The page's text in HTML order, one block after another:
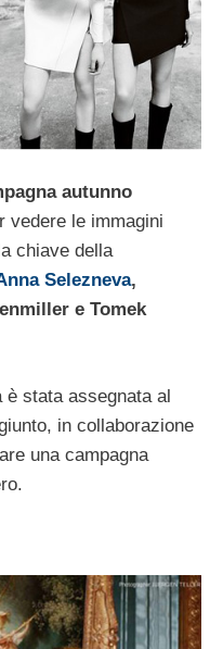
autunno
vedere le immagini
chiave della
Selezneva,
e Tomek
stata assegnata al
in collaborazione
una campagna